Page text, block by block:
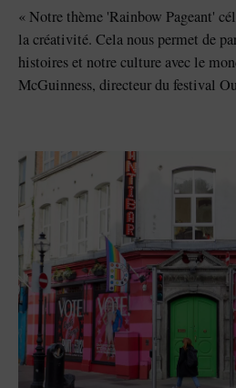
« Notre thème 'Rainbow Pageant'
la créativité. Cela nous permet de
histoires et notre culture avec le
McGuinness, directeur du festival